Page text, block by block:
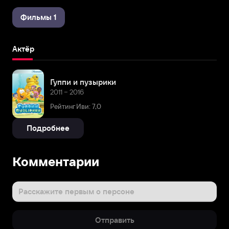
Фильмы 1
Актёр
Гуппи и пузырики
2011 – 2016
Рейтинг Иви: 7,0
Подробнее
Комментарии
Расскажите первым о персоне
Отправить